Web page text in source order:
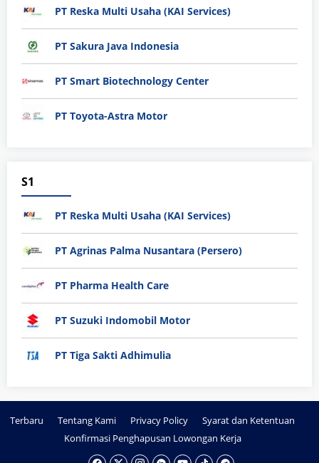
PT Reska Multi Usaha (KAI Services)
PT Sakura Java Indonesia
PT Smart Biotechnology Center
PT Toyota-Astra Motor
S1
PT Reska Multi Usaha (KAI Services)
PT Agrinas Palma Nusantara (Persero)
PT Pharma Health Care
PT Suzuki Indomobil Motor
PT Tiga Sakti Adhimulia
Terbaru Tentang Kami Privacy Policy
Syarat dan Ketentuan
Konfirmasi Penghapusan Lowongan Kerja